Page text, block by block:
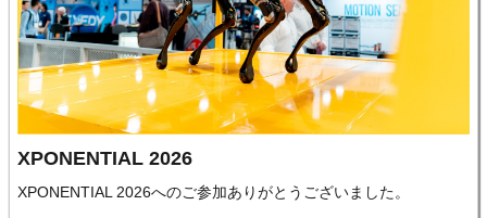
XPONENTIAL 2026
XPONENTIAL 2026へのご参加ありがとうございました。